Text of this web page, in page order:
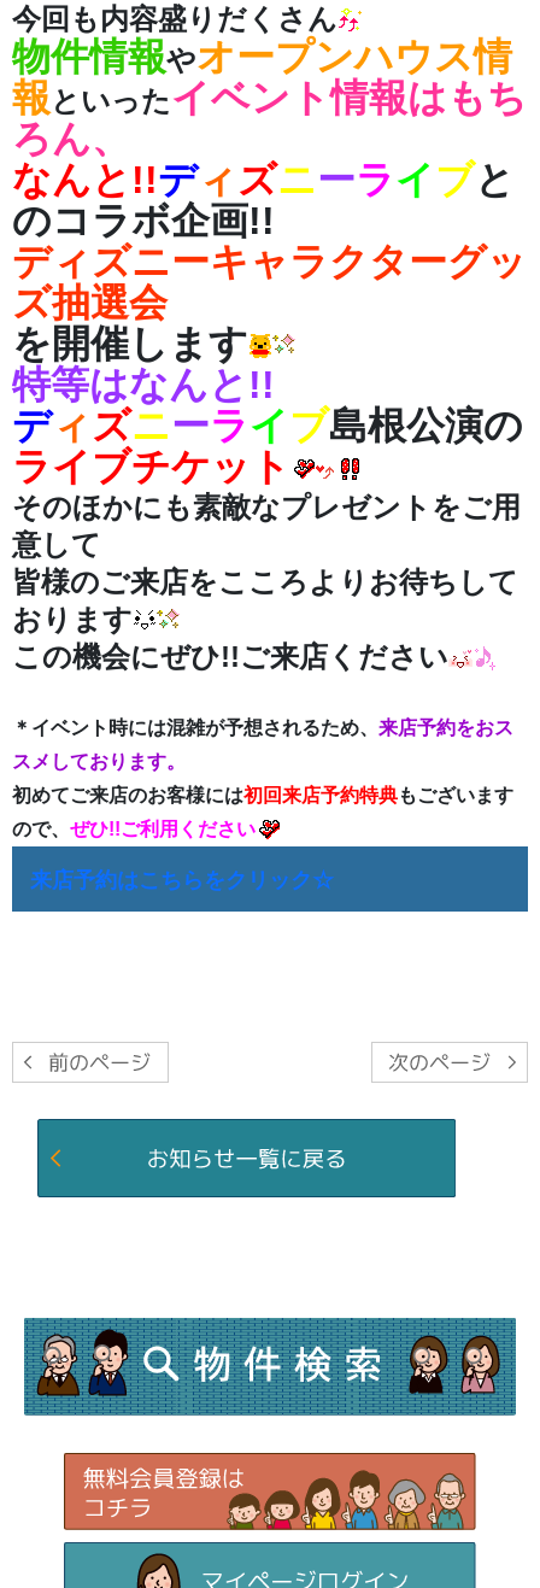
今回も内容盛りだくさん
物件情報やオープンハウス情
報 といったイベント情報はもち
ろん、
なんと!!ディズニーライ ブと
のコラボ企画!!
ディズニーキャラクターグッ
ズ抽選会
を開催します
特等はなんと!!
ディズニーライ ブ島根公演の
ライブチケット
そのほかにも素敵なプレゼントをご用
意して
皆様のご来店をこころよりお待ちして
おります
この機会にぜひ!!ご来店ください
＊イベント時には混雑が予想されるため、 来店予約をおス
スメしております。
初めてご来店のお客様には初回来店予約特典もございます
ので、 ぜひ!!ご利用ください
来店予約はこちらをクリック☆